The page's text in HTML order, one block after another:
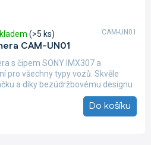
CAM-UN01
(>5 ks)
Do košíku
s čipem SONY IMX307 a
pro všechny typy vozů. Skvěle
a díky bezúdržbovému designu
CAM-UN01